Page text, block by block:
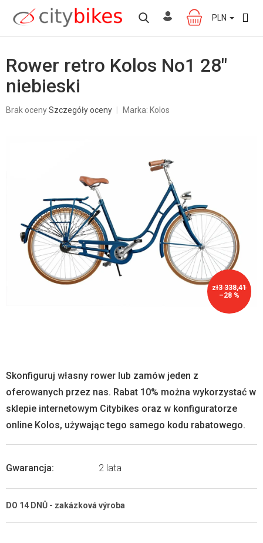
treści
KOSZYK
PLN
Rower retro Kolos No1 28"
niebieski
Średnia
Brak ocenySzczegóły oceny Marka: Kolos
zł3 338,41
–28 %
DO 14 DNŮ - zakázková výroba
Gwarancja: 2 lata
Skonfiguruj własny rower lub zamów jeden z
oferowanych przez nas. Rabat 10% można wykorzystać w
sklepie internetowym Citybikes oraz w konfiguratorze
online Kolos, używając tego samego kodu rabatowego.